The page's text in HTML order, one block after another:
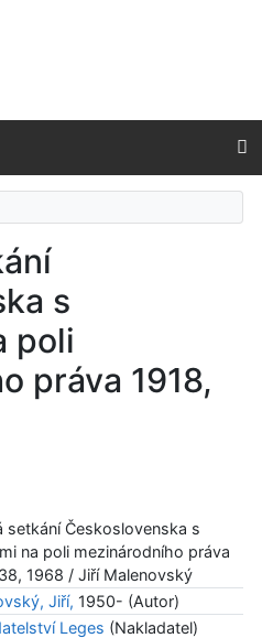
s
poli
práva 1918,
setkání Československa s
na poli mezinárodního práva
1968 / Jiří Malenovský
Jiří, 1950- (Autor)
Leges (Nakladatel)